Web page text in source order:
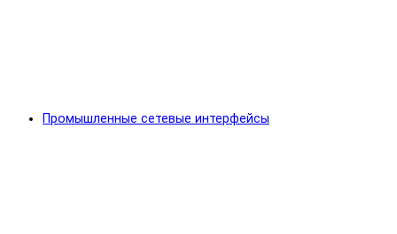
Промышленные сетевые интерфейсы